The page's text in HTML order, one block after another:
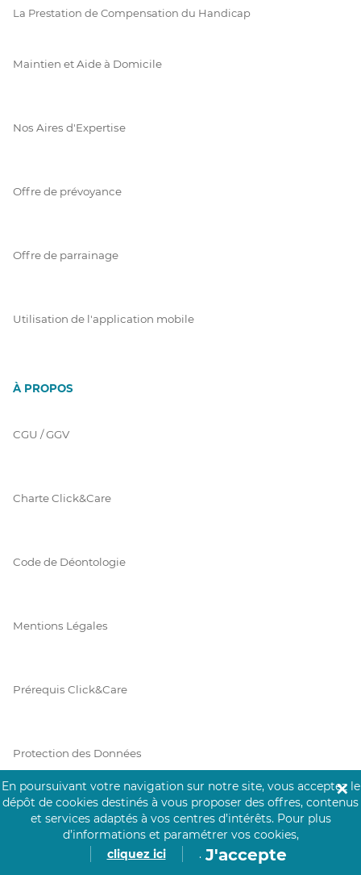
La Prestation de Compensation du Handicap
Maintien et Aide à Domicile
Nos Aires d'Expertise
Offre de prévoyance
Offre de parrainage
Utilisation de l'application mobile
À PROPOS
CGU / GGV
Charte Click&Care
Code de Déontologie
Mentions Légales
Prérequis Click&Care
Protection des Données
Vie Privée
En poursuivant votre navigation sur notre site, vous acceptez le
dépôt de cookies destinés à vous proposer des offres, contenus
et services adaptés à vos centres d’intérêts. Pour plus
d’informations et paramétrer vos cookies,
cliquez ici
. J'accepte
✕